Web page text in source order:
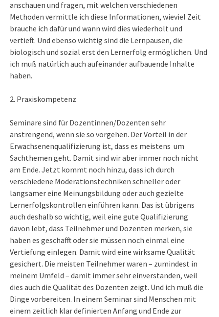
anschauen und fragen, mit welchen verschiedenen
Methoden vermittle ich diese Informationen, wieviel Zeit
brauche ich dafür und wann wird dies wiederholt und
vertieft. Und ebenso wichtig sind die Lernpausen, die
biologisch und sozial erst den Lernerfolg ermöglichen. Und
ich muß natürlich auch aufeinander aufbauende Inhalte
haben.
2. Praxiskompetenz
Seminare sind für Dozentinnen/Dozenten sehr
anstrengend, wenn sie so vorgehen. Der Vorteil in der
Erwachsenenqualifizierung ist, dass es meistens um
Sachthemen geht. Damit sind wir aber immer noch nicht
am Ende. Jetzt kommt noch hinzu, dass ich durch
verschiedene Moderationstechniken schneller oder
langsamer eine Meinungsbildung oder auch gezielte
Lernerfolgskontrollen einführen kann. Das ist übrigens
auch deshalb so wichtig, weil eine gute Qualifizierung
davon lebt, dass Teilnehmer und Dozenten merken, sie
haben es geschafft oder sie müssen noch einmal eine
Vertiefung einlegen. Damit wird eine wirksame Qualität
gesichert. Die meisten Teilnehmer waren – zumindest in
meinem Umfeld – damit immer sehr einverstanden, weil
dies auch die Qualität des Dozenten zeigt. Und ich muß die
Dinge vorbereiten. In einem Seminar sind Menschen mit
einem zeitlich klar definierten Anfang und Ende zur